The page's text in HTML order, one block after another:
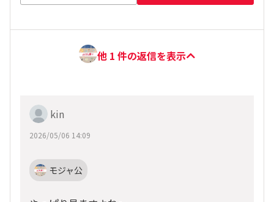
他 1 件の返信を表示
kin
2026/05/06 14:09
モジャ公